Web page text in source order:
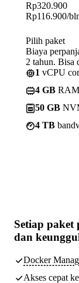
Rp320.900
Rp116.900/
Pilih paket
Biaya
2 tahun. Bisa
1 vCPU
4 GB RAM
50 GB
4 TB
Setiap paket
dan
Docker
Akses cepat